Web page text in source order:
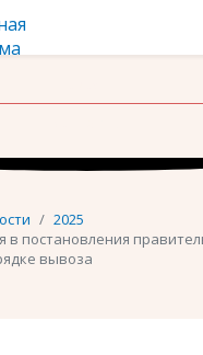
2025
в постановления
вывоза